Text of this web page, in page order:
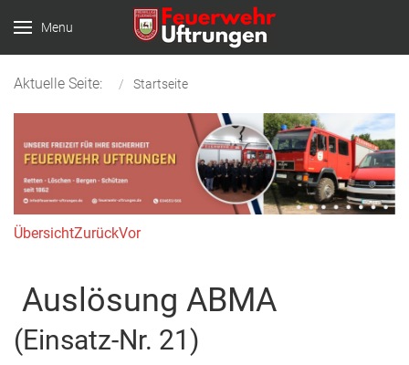
Menu
Aktuelle Seite: Startseite
ÜbersichtZurückVor
Auslösung ABMA
(Einsatz-Nr. 21)